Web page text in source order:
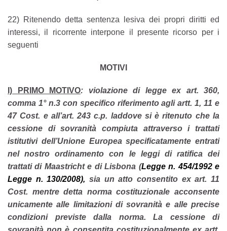
22) Ritenendo detta sentenza lesiva dei propri diritti ed
interessi, il ricorrente interpone il presente ricorso per i
seguenti
MOTIVI
I) PRIMO MOTIVO: violazione di legge ex art. 360,
comma 1° n.3 con specifico riferimento agli artt. 1, 11 e
47 Cost. e all’art. 243 c.p. laddove si è ritenuto che la
cessione di sovranità compiuta attraverso i trattati
istitutivi dell’Unione Europea specificatamente entrati
nel nostro ordinamento con le leggi di ratifica dei
trattati di Maastricht e di Lisbona (Legge n. 454/1992 e
Legge n. 130/2008), sia un atto consentito ex art. 11
Cost. mentre detta norma costituzionale acconsente
unicamente alle limitazioni di sovranità e alle precise
condizioni previste dalla norma. La cessione di